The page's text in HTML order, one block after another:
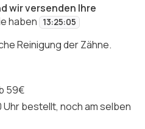
wir versenden Ihre
haben 13:25:05
Reinigung der Zähne.
59€
Uhr bestellt, noch am selben